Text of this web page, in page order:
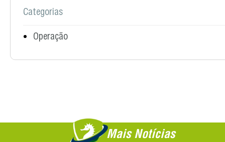
Categorias
Operação
Mais Notícias